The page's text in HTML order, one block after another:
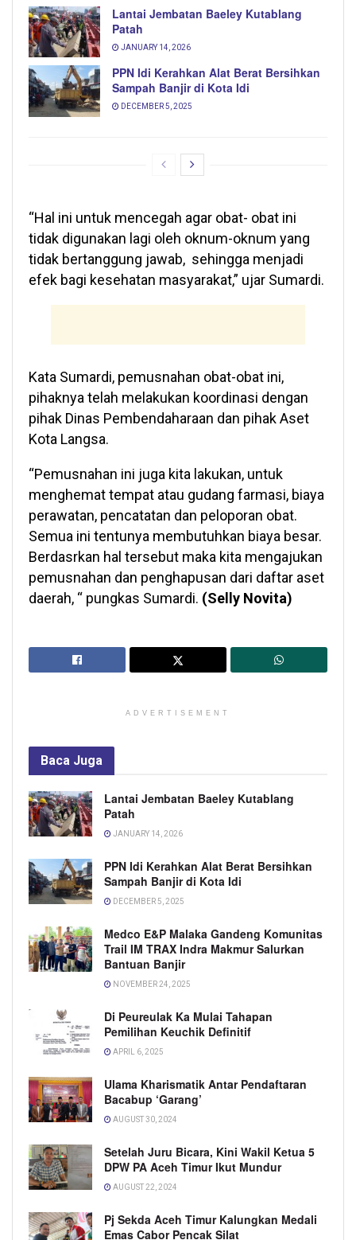
Lantai Jembatan Baeley Kutablang
Patah
JANUARY 14, 2026
PPN Idi Kerahkan Alat Berat Bersihkan
Sampah Banjir di Kota Idi
DECEMBER 5, 2025
“Hal ini untuk mencegah agar obat- obat ini
tidak digunakan lagi oleh oknum-oknum yang
tidak bertanggung jawab, sehingga menjadi
efek bagi kesehatan masyarakat,” ujar Sumardi.
Kata Sumardi, pemusnahan obat-obat ini,
pihaknya telah melakukan koordinasi dengan
pihak Dinas Pembendaharaan dan pihak Aset
Kota Langsa.
“Pemusnahan ini juga kita lakukan, untuk
menghemat tempat atau gudang farmasi, biaya
perawatan, pencatatan dan peloporan obat.
Semua ini tentunya membutuhkan biaya besar.
Berdasrkan hal tersebut maka kita mengajukan
pemusnahan dan penghapusan dari daftar aset
daerah, “ pungkas Sumardi. (Selly Novita)
ADVERTISEMENT
Baca Juga
Lantai Jembatan Baeley Kutablang
Patah
JANUARY 14, 2026
PPN Idi Kerahkan Alat Berat Bersihkan
Sampah Banjir di Kota Idi
DECEMBER 5, 2025
Medco E&P Malaka Gandeng Komunitas
Trail IM TRAX Indra Makmur Salurkan
Bantuan Banjir
NOVEMBER 24, 2025
Di Peureulak Ka Mulai Tahapan
Pemilihan Keuchik Definitif
APRIL 6, 2025
Ulama Kharismatik Antar Pendaftaran
Bacabup ‘Garang’
AUGUST 30, 2024
Setelah Juru Bicara, Kini Wakil Ketua 5
DPW PA Aceh Timur Ikut Mundur
AUGUST 22, 2024
Pj Sekda Aceh Timur Kalungkan Medali
Emas Cabor Pencak Silat